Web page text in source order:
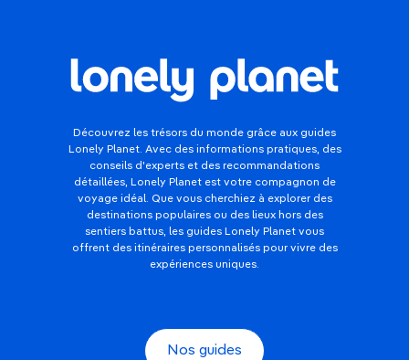
Découvrez les trésors du monde grâce aux guides
Lonely Planet. Avec des informations pratiques, des
conseils d'experts et des recommandations
détaillées, Lonely Planet est votre compagnon de
voyage idéal. Que vous cherchiez à explorer des
destinations populaires ou des lieux hors des
sentiers battus, les guides Lonely Planet vous
offrent des itinéraires personnalisés pour vivre des
expériences uniques.
Nos guides